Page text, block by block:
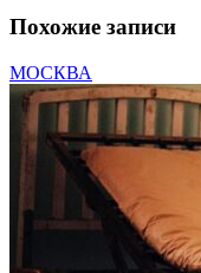
Похожие записи
МОСКВА